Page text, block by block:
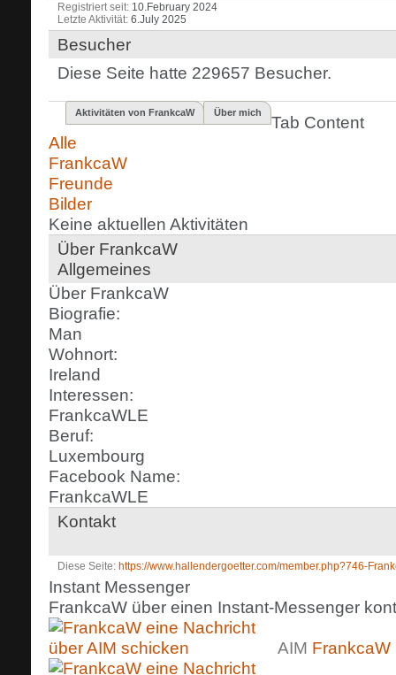
Registriert seit 10.February 2024
Letzte Aktivität 6.July 2025
Besucher
Diese Seite hatte 229657 Besucher.
Aktivitäten von FrankcaW Über mich
Tab Content
Alle
FrankcaW
Freunde
Bilder
Keine aktuellen Aktivitäten
Über FrankcaW
Allgemeines
Über FrankcaW
Biografie:
Man
Wohnort:
Ireland
Interessen:
FrankcaWLE
Beruf:
Luxembourg
Facebook Name:
FrankcaWLE
Kontakt
Diese Seite https://www.hallendergoetter.com/member.php?746-
Instant Messenger
FrankcaW über einen Instant-Messenger
AIM FrankcaW